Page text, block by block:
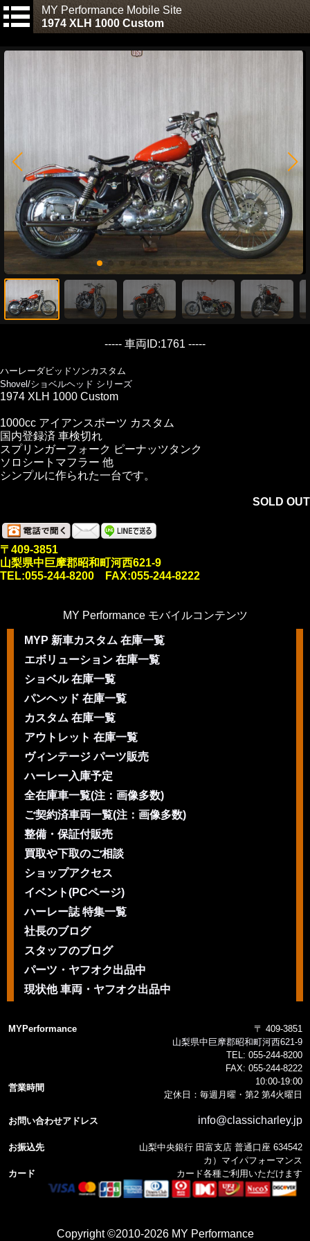
MY Performance Mobile Site
1974 XLH 1000 Custom
----- 車両ID:1761 -----
ハーレーダビッドソンカスタム
Shovel/ショベルヘッド シリーズ
1974 XLH 1000 Custom
1000cc アイアンスポーツ カスタム
国内登録済 車検切れ
スプリンガーフォーク ピーナッツタンク
ソロシートマフラー 他
シンプルに作られた一台です。
SOLD OUT
〒409-3851
山梨県中巨摩郡昭和町河西621-9
TEL:055-244-8200 FAX:055-244-8222
MY Performance モバイルコンテンツ
MYP 新車カスタム 在庫一覧
エボリューション 在庫一覧
ショベル 在庫一覧
パンヘッド 在庫一覧
カスタム 在庫一覧
アウトレット 在庫一覧
ヴィンテージ パーツ販売
ハーレー入庫予定
全在庫車一覧(注：画像多数)
ご契約済車両一覧(注：画像多数)
整備・保証付販売
買取や下取のご相談
ショップアクセス
イベント(PCページ)
ハーレー誌 特集一覧
社長のブログ
スタッフのブログ
パーツ・ヤフオク出品中
現状他 車両・ヤフオク出品中
MYPerformance
〒 409-3851
山梨県中巨摩郡昭和町河西621-9
TEL: 055-244-8200
FAX: 055-244-8222
営業時間
10:00-19:00
定休日：毎週月曜・第2 第4火曜日
お問い合わせアドレス info@classicharley.jp
お振込先
山梨中央銀行 田富支店 普通口座 634542
カ）マイパフォーマンス
カード
カード各種ご利用いただけます
Copyright ©2010-2026 MY Performance